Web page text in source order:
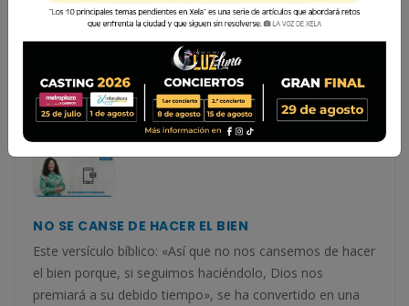
experienc
Existe un dolor que rara vez encuentra espacio en la
conversación cotidiana: el que se siente al sostener
unos brazos vacíos tras haber albergado la promesa
de una vida. La pérdida de una gestación deseada es
una experienc...
NO SE CANSE DE HACER EL BIEN
Este versículo bíblico: «Así que no nos cansemos de hacer
el bien porque, si seguimos haciéndolo, Dios nos
premiará a su debido tiempo», se ha convertido en una